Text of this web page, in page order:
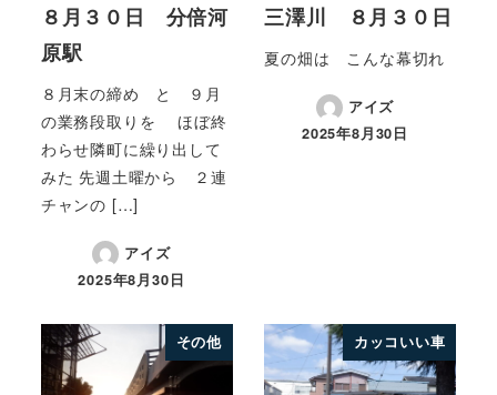
８月３０日 分倍河
原駅
８月末の締め と ９月
の業務段取りを ほぼ終
わらせ隣町に繰り出して
みた 先週土曜から ２連
チャンの […]
アイズ
2025年8月30日
三澤川 ８月３０日
夏の畑は こんな幕切れ
アイズ
2025年8月30日
その他 カッコいい車